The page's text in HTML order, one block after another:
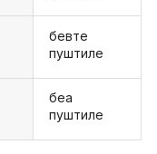
бевте
пуштиле
беа
пуштиле